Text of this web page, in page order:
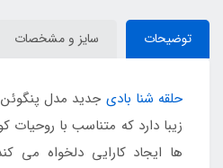
توضیحات سایز و مشخصات
حلقه شنا بادی جدید مدل
زیبا دارد که متناسب با
ها ایجاد کارایی دلخواه می